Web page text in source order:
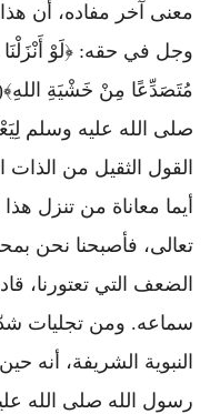
معنى آخر مفاده، أن هذا
وجل في حقه: ﴿لَوْ
صلى الله عليه وسلم
القول الثقيل من الذات
أيما معاناة من تنزل
تعالى، فأصبحنا نحن
الضعف التي تعتورنا،
سماعه. ومن تجليات
رسول الله صلى الله